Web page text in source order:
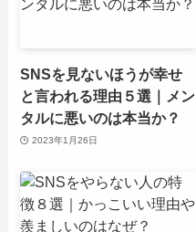
SNSを見ないほうが幸せ
と言われる理由５選｜メン
タルに悪いのは本当か？
2023年1月26日